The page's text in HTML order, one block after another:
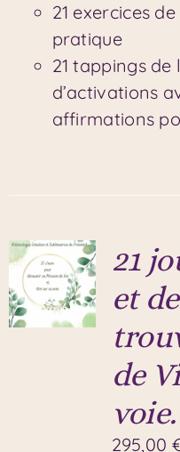
21 exercices
pratique
21 tappings
d’activations
affirmations
21
et
de
voie.
295,00